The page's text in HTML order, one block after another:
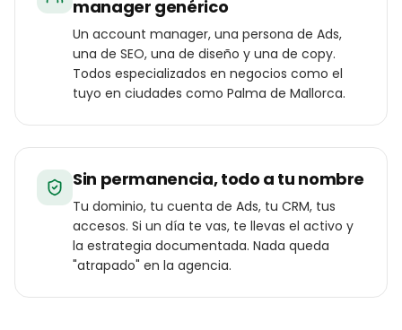
manager genérico
Un account manager, una persona de Ads,
una de SEO, una de diseño y una de copy.
Todos especializados en negocios como el
tuyo en ciudades como Palma de Mallorca.
Sin permanencia, todo a tu nombre
Tu dominio, tu cuenta de Ads, tu CRM, tus
accesos. Si un día te vas, te llevas el activo y
la estrategia documentada. Nada queda
"atrapado" en la agencia.